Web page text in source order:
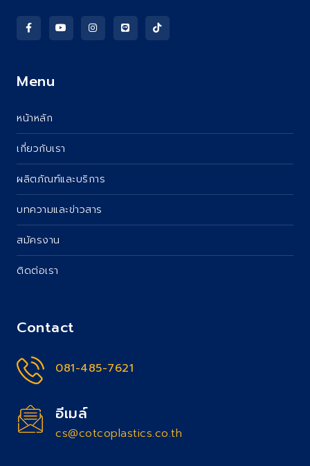
Menu
หน้าหลัก
เกี่ยวกับเรา
ผลิตภัณฑ์และบริการ
บทความและข่าวสาร
สมัครงาน
ติดต่อเรา
Contact
081-485-7621
อีเมล์
cs@cotcoplastics.co.th